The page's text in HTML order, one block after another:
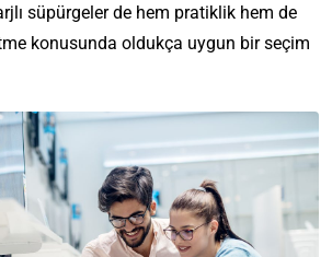
süpürgeler de hem pratiklik hem de
konusunda oldukça uygun bir seçim